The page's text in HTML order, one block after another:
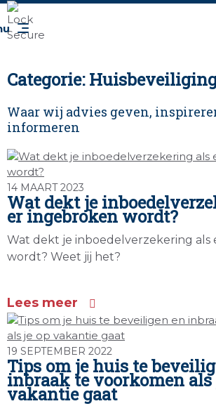
Categorie:
Waar wij advies geven,
informeren
Wat dekt je
er ingebroken wordt?
14 MAART 2023
Wat dekt je inboedelverzekering als
wordt? Weet jij het?
Lees meer
Tips om je huis te
inbraak te voorkomen als
vakantie gaat
19 SEPTEMBER 2022